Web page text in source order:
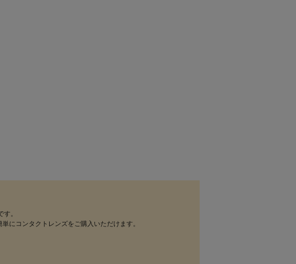
。
にコンタクトレンズをご購入いただけます。